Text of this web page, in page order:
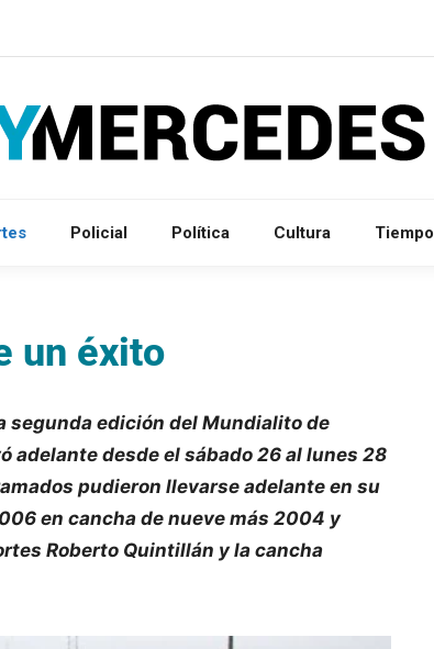
Policial Política Cultura Tiempo
un éxito
segunda edición del Mundialito de
adelante desde el sábado 26 al lunes 28
pudieron llevarse adelante en su
en cancha de nueve más 2004 y
Roberto Quintillán y la cancha